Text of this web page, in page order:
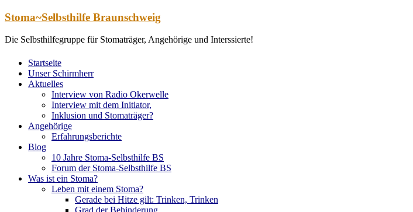
Zum
springen
Stoma~Selbsthilfe Braunschweig
Die Selbsthilfegruppe für Stomaträger, Angehörige und Interssierte!
Startseite
Unser Schirmherr
Aktuelles
Interview von Radio Okerwelle
Interview mit dem Initiator,
Inklusion und Stomaträger?
Angehörige
Erfahrungsberichte
Blog
10 Jahre Stoma-Selbsthilfe BS
Forum der Stoma-Selbsthilfe BS
Was ist ein Stoma?
Leben mit einem Stoma?
Gerade bei Hitze gilt: Trinken, Trinken
Grad der Behinderung